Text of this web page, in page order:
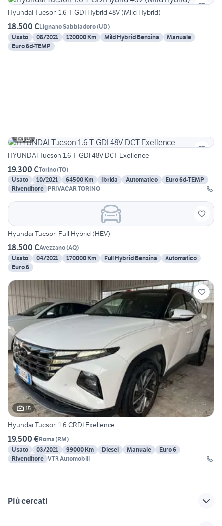
Hyundai Tucson 1.6 T-GDI Hybrid 48V (Mild Hybrid)
18.500 €Lignano Sabbiadoro(UD)
Usato
08/2021 120000 Km Mild Hybrid Benzina
Manuale
Euro 6d-TEMP
15
HYUNDAI Tucson 1.6 T-GDI 48V DCT Exellence
19.300 €Torino(TO)
Usato
10/2021 64500 Km Ibrida Automatico
Euro 6d-TEMP
Rivenditore PRIVACAR TORINO
Hyundai Tucson Full Hybrid (HEV)
18.500 €Avezzano(AQ)
Usato
04/2021 170000 Km Full Hybrid Benzina
Automatico
Euro 6
15
Hyundai Tucson 1.6 CRDI Exellence
19.500 €Roma (RM)
Usato
03/2021 99000 Km Diesel Manuale
Euro 6
Rivenditore VTR Automobili
Più cercati